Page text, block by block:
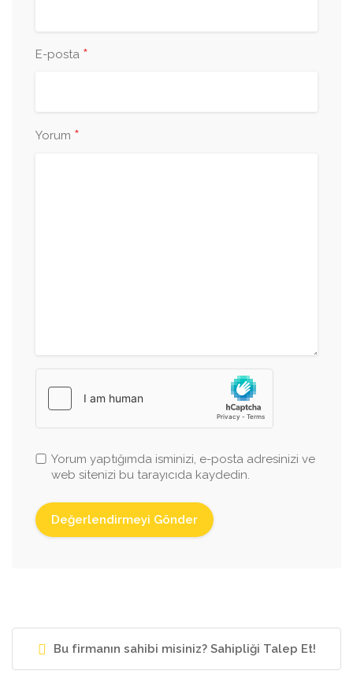
E-posta *
Yorum *
Yorum yaptığımda isminizi, e-posta adresinizi ve
web sitenizi bu tarayıcıda kaydedin.
Bu firmanın sahibi misiniz? Sahipliği Talep Et!